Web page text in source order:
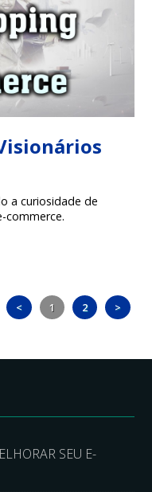
a curiosidade de
commerce.
< 1 2 >
SEU E-